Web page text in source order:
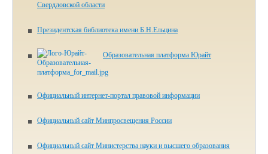
Свердловской области
Президентская библиотека имени Б.Н.Ельцина
Образовательная платформа Юрайт
Официальный интернет-портал правовой информации
Официальный сайт Минпросвещения России
Официальный сайт Министерства науки и высшего образования